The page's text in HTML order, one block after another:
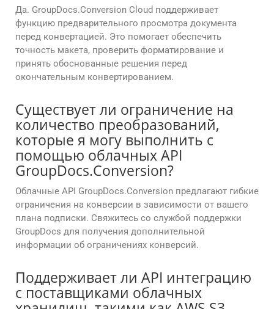
Да. GroupDocs.Conversion Cloud поддерживает
функцию предварительного просмотра документа
перед конвертацией. Это помогает обеспечить
точность макета, проверить форматирование и
принять обоснованные решения перед
окончательным конвертированием.
Существует ли ограничение на
количество преобразований,
которые я могу выполнить с
помощью облачных API
GroupDocs.Conversion?
Облачные API GroupDocs.Conversion предлагают гибкие
ограничения на конверсии в зависимости от вашего
плана подписки. Свяжитесь со службой поддержки
GroupDocs для получения дополнительной
информации об ограничениях конверсий.
Поддерживает ли API интеграцию
с поставщиками облачных